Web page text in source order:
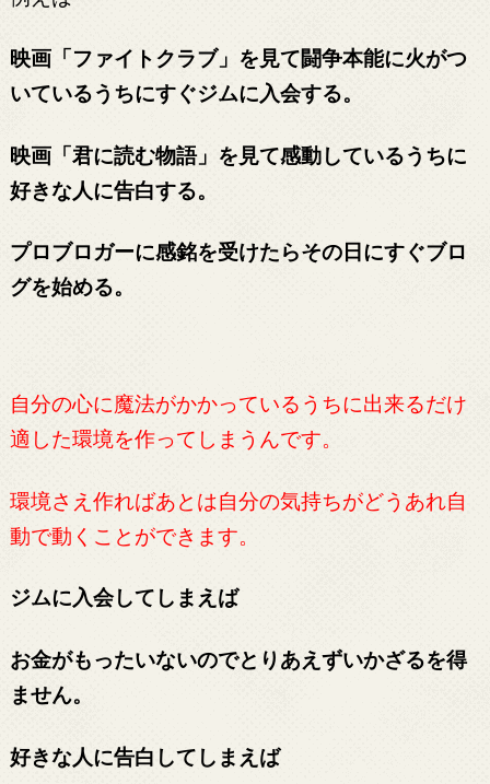
映画「ファイトクラブ」を見て闘争本能に火がつ
いているうちにすぐジムに入会する。
映画「君に読む物語」を見て感動しているうちに
好きな人に告白する。
プロブロガーに感銘を受けたらその日にすぐブロ
グを始める。
自分の心に魔法がかかっているうちに出来るだけ
適した環境を作ってしまうんです。
環境さえ作ればあとは自分の気持ちがどうあれ自
動で動くことができます。
ジムに入会してしまえば
お金がもったいないのでとりあえずいかざるを得
ません。
好きな人に告白してしまえば